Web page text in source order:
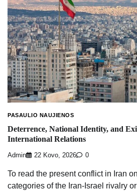
PASAULIO NAUJIENOS
Deterrence, National Identity, and
International Relations
Admin 22 Kovo, 2026 0
To read the present conflict in Iran
categories of the Iran-Israel rivalry